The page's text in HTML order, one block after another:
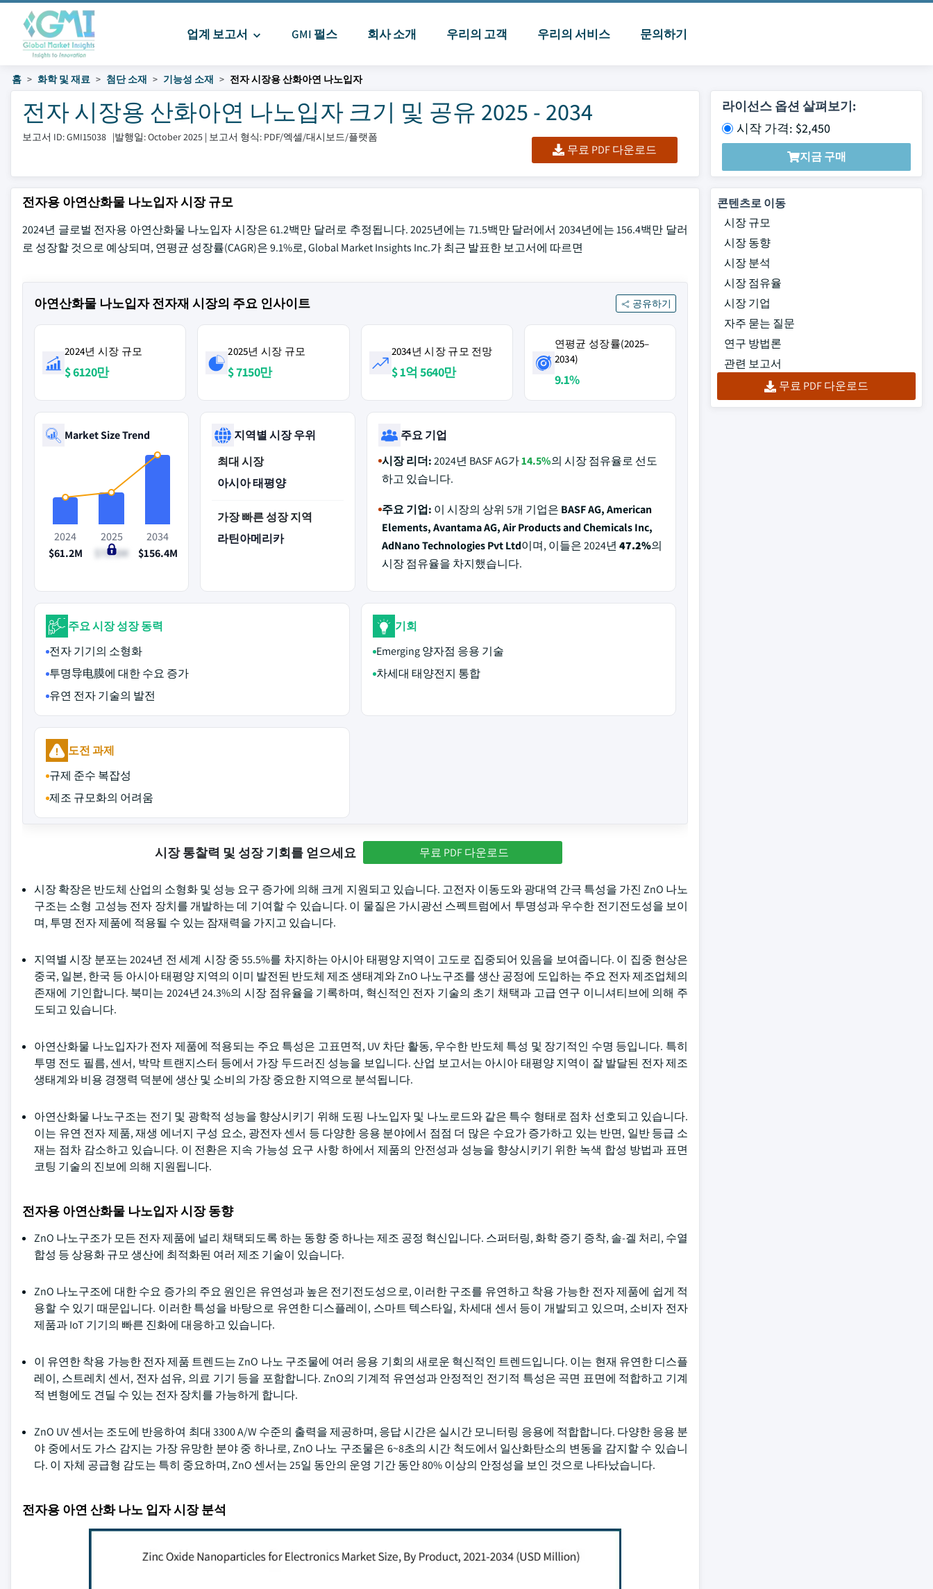
업계 보고서 GMI 펄스 회사 소개 우리의 고객 우리의 서비스 문의하기
홈 화학 및 재료 첨단 소재 기능성 소재 전자 시장용 산화아연 나노입자
전자 시장용 산화아연 나노입자 크기 및 공유 2025 - 2034
보고서 ID: GMI15038 |발행일: October 2025 | 보고서 형식: PDF/엑셀/대시보드/플랫폼
무료 PDF 다운로드
라이선스 옵션 살펴보기:
시작 가격: $2,450
지금 구매
전자용 아연산화물 나노입자 시장 규모
2024년 글로벌 전자용 아연산화물 나노입자 시장은 61.2백만 달러로 추정됩니다. 2025년에는 71.5백만 달러에서 2034년에는 156.4백만 달러
로 성장할 것으로 예상되며, 연평균 성장률(CAGR)은 9.1%로, Global Market Insights Inc.가 최근 발표한 보고서에 따르면
아연산화물 나노입자 전자재 시장의 주요 인사이트 공유하기
2024년 시장 규모
$ 6120만
2025년 시장 규모
$ 7150만
2034년 시장 규모 전망
$ 1억 5640만
연평균 성장률(2025–
2034)
9.1%
Market Size Trend
2024
$61.2M
2025
$71.5M
2034
$156.4M
지역별 시장 우위
최대 시장
아시아 태평양
가장 빠른 성장 지역
라틴아메리카
주요 기업
시장 리더:2024년 BASF AG가14.5%의 시장 점유율로 선도
하고 있습니다.
주요 기업: 이 시장의 상위 5개 기업은 BASF AG, American
Elements, Avantama AG, Air Products and Chemicals Inc,
AdNano Technologies Pvt Ltd이며, 이들은 2024년 47.2%의
시장 점유율을 차지했습니다.
주요 시장 성장 동력
전자 기기의 소형화
투명导电膜에 대한 수요 증가
유연 전자 기술의 발전
기회
Emerging 양자점 응용 기술
차세대 태양전지 통합
도전 과제
규제 준수 복잡성
제조 규모화의 어려움
시장 통찰력 및 성장 기회를 얻으세요 무료 PDF 다운로드
시장 확장은 반도체 산업의 소형화 및 성능 요구 증가에 의해 크게 지원되고 있습니다. 고전자 이동도와 광대역 간극 특성을 가진 ZnO 나노
구조는 소형 고성능 전자 장치를 개발하는 데 기여할 수 있습니다. 이 물질은 가시광선 스펙트럼에서 투명성과 우수한 전기전도성을 보이
며, 투명 전자 제품에 적용될 수 있는 잠재력을 가지고 있습니다.
지역별 시장 분포는 2024년 전 세계 시장 중 55.5%를 차지하는 아시아 태평양 지역이 고도로 집중되어 있음을 보여줍니다. 이 집중 현상은
중국, 일본, 한국 등 아시아 태평양 지역의 이미 발전된 반도체 제조 생태계와 ZnO 나노구조를 생산 공정에 도입하는 주요 전자 제조업체의
존재에 기인합니다. 북미는 2024년 24.3%의 시장 점유율을 기록하며, 혁신적인 전자 기술의 초기 채택과 고급 연구 이니셔티브에 의해 주
도되고 있습니다.
아연산화물 나노입자가 전자 제품에 적용되는 주요 특성은 고표면적, UV 차단 활동, 우수한 반도체 특성 및 장기적인 수명 등입니다. 특히
투명 전도 필름, 센서, 박막 트랜지스터 등에서 가장 두드러진 성능을 보입니다. 산업 보고서는 아시아 태평양 지역이 잘 발달된 전자 제조
생태계와 비용 경쟁력 덕분에 생산 및 소비의 가장 중요한 지역으로 분석됩니다.
아연산화물 나노구조는 전기 및 광학적 성능을 향상시키기 위해 도핑 나노입자 및 나노로드와 같은 특수 형태로 점차 선호되고 있습니다.
이는 유연 전자 제품, 재생 에너지 구성 요소, 광전자 센서 등 다양한 응용 분야에서 점점 더 많은 수요가 증가하고 있는 반면, 일반 등급 소
재는 점차 감소하고 있습니다. 이 전환은 지속 가능성 요구 사항 하에서 제품의 안전성과 성능을 향상시키기 위한 녹색 합성 방법과 표면
코팅 기술의 진보에 의해 지원됩니다.
전자용 아연산화물 나노입자 시장 동향
ZnO 나노구조가 모든 전자 제품에 널리 채택되도록 하는 동향 중 하나는 제조 공정 혁신입니다. 스퍼터링, 화학 증기 증착, 솔-겔 처리, 수열
합성 등 상용화 규모 생산에 최적화된 여러 제조 기술이 있습니다.
ZnO 나노구조에 대한 수요 증가의 주요 원인은 유연성과 높은 전기전도성으로, 이러한 구조를 유연하고 착용 가능한 전자 제품에 쉽게 적
용할 수 있기 때문입니다. 이러한 특성을 바탕으로 유연한 디스플레이, 스마트 텍스타일, 차세대 센서 등이 개발되고 있으며, 소비자 전자
제품과 IoT 기기의 빠른 진화에 대응하고 있습니다.
이 유연한 착용 가능한 전자 제품 트렌드는 ZnO 나노 구조물에 여러 응용 기회의 새로운 혁신적인 트렌드입니다. 이는 현재 유연한 디스플
레이, 스트레치 센서, 전자 섬유, 의료 기기 등을 포함합니다. ZnO의 기계적 유연성과 안정적인 전기적 특성은 곡면 표면에 적합하고 기계
적 변형에도 견딜 수 있는 전자 장치를 가능하게 합니다.
ZnO UV 센서는 조도에 반응하여 최대 3300 A/W 수준의 출력을 제공하며, 응답 시간은 실시간 모니터링 응용에 적합합니다. 다양한 응용 분
야 중에서도 가스 감지는 가장 유망한 분야 중 하나로, ZnO 나노 구조물은 6~8초의 시간 척도에서 일산화탄소의 변동을 감지할 수 있습니
다. 이 자체 공급형 감도는 특히 중요하며, ZnO 센서는 25일 동안의 운영 기간 동안 80% 이상의 안정성을 보인 것으로 나타났습니다.
전자용 아연 산화 나노 입자 시장 분석
콘텐츠로 이동
시장 규모
시장 동향
시장 분석
시장 점유율
시장 기업
자주 묻는 질문
연구 방법론
관련 보고서
무료 PDF 다운로드